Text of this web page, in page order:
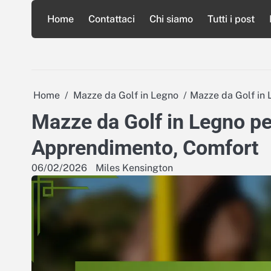
content
Home Contattaci Chi siamo Tutti i post
Home Mazze da Golf in Legno Mazze da Golf in
Mazze da Golf in Legno
Apprendimento, Comfort
06/02/2026 Miles Kensington